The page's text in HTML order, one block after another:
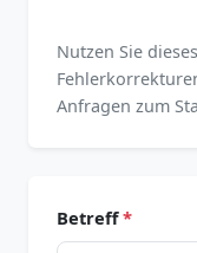
Nutzen Sie
Anfragen zum
Betreff*